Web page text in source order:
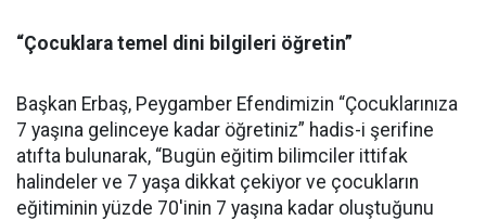
“Çocuklara temel dini bilgileri öğretin”
Başkan Erbaş, Peygamber Efendimizin “Çocuklarınıza
7 yaşına gelinceye kadar öğretiniz” hadis-i şerifine
atıfta bulunarak, “Bugün eğitim bilimciler ittifak
halindeler ve 7 yaşa dikkat çekiyor ve çocukların
eğitiminin yüzde 70'inin 7 yaşına kadar oluştuğunu